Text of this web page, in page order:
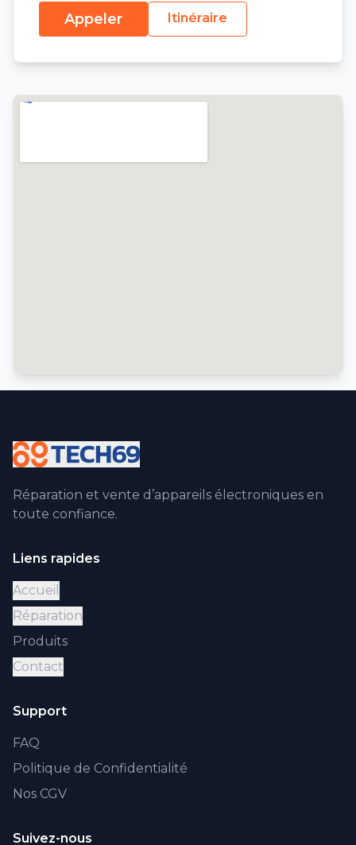
Appeler Itinéraire
Réparation et vente d’appareils électroniques en
toute confiance.
Liens rapides
Accueil
Réparation
Produits
Contact
Support
FAQ
Politique de Confidentialité
Nos CGV
Suivez-nous